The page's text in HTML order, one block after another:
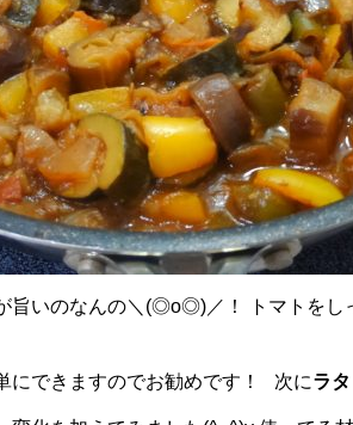
旨いのなんの＼(◎o◎)／！ トマトをし
にできますのでお勧めです！ 次にラ